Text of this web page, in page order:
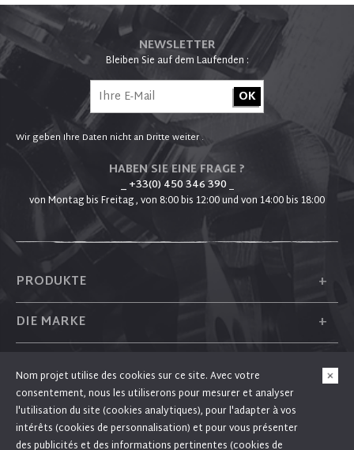
NEWSLETTER
Bleiben Sie auf dem Laufenden :
Wir geben Ihre Daten nicht an Dritte weiter .
HABEN SIE EINE FRAGE ?
_ +33(0) 450 346 390_
von Montag bis Freitag , von 8:00 bis 12:00 und von 14:00 bis 18:00
PRODUKTE +
DIE MARKE +
+
FOLGEN SIE UNS
Nom projet utilise des cookies sur ce site. Avec votre
consentement, nous les utiliserons pour mesurer et analyser
l'utilisation du site (cookies analytiques), pour l'adapter à vos
intérêts (cookies de personnalisation) et pour vous présenter
des publicités et des informations pertinentes (cookies de